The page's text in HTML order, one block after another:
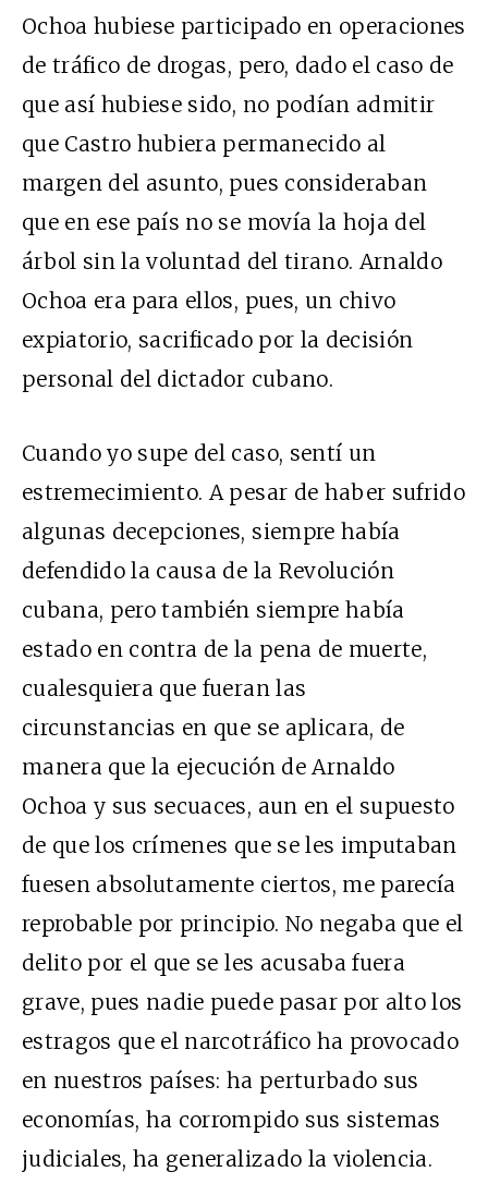
Ochoa hubiese participado en operaciones
de tráfico de drogas, pero, dado el caso de
que así hubiese sido, no podían admitir
que Castro hubiera permanecido al
margen del asunto, pues consideraban
que en ese país no se movía la hoja del
árbol sin la voluntad del tirano. Arnaldo
Ochoa era para ellos, pues, un chivo
expiatorio, sacrificado por la decisión
personal del dictador cubano.
Cuando yo supe del caso, sentí un
estremecimiento. A pesar de haber sufrido
algunas decepciones, siempre había
defendido la causa de la Revolución
cubana, pero también siempre había
estado en contra de la pena de muerte,
cualesquiera que fueran las
circunstancias en que se aplicara, de
manera que la ejecución de Arnaldo
Ochoa y sus secuaces, aun en el supuesto
de que los crímenes que se les imputaban
fuesen absolutamente ciertos, me parecía
reprobable por principio. No negaba que el
delito por el que se les acusaba fuera
grave, pues nadie puede pasar por alto los
estragos que el narcotráfico ha provocado
en nuestros países: ha perturbado sus
economías, ha corrompido sus sistemas
judiciales, ha generalizado la violencia.